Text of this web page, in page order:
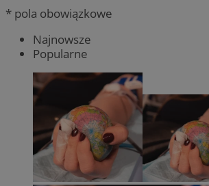
* pola obowiązkowe
Najnowsze
Popularne